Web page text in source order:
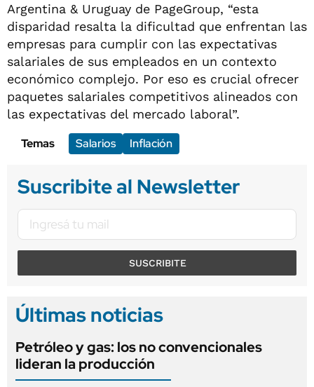
Argentina & Uruguay de PageGroup, “esta
disparidad resalta la dificultad que enfrentan las
empresas para cumplir con las expectativas
salariales de sus empleados en un contexto
económico complejo. Por eso es crucial ofrecer
paquetes salariales competitivos alineados con
las expectativas del mercado laboral”.
Temas
Salarios Inflación
Suscribite al Newsletter
SUSCRIBITE
Últimas noticias
Petróleo y gas: los no convencionales
lideran la producción